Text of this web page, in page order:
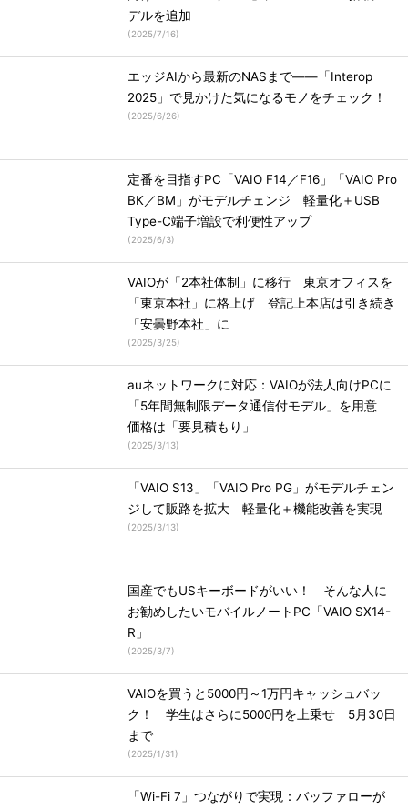
デルを追加
(2025/7/16)
エッジAIから最新のNASまで――「Interop
2025」で見かけた気になるモノをチェック！
(2025/6/26)
定番を目指すPC「VAIO F14／F16」「VAIO Pro
BK／BM」がモデルチェンジ 軽量化＋USB
Type-C端子増設で利便性アップ
(2025/6/3)
VAIOが「2本社体制」に移行 東京オフィスを
「東京本社」に格上げ 登記上本店は引き続き
「安曇野本社」に
(2025/3/25)
auネットワークに対応：VAIOが法人向けPCに
「5年間無制限データ通信付モデル」を用意
価格は「要見積もり」
(2025/3/13)
「VAIO S13」「VAIO Pro PG」がモデルチェン
ジして販路を拡大 軽量化＋機能改善を実現
(2025/3/13)
国産でもUSキーボードがいい！ そんな人に
お勧めしたいモバイルノートPC「VAIO SX14-
R」
(2025/3/7)
VAIOを買うと5000円～1万円キャッシュバッ
ク！ 学生はさらに5000円を上乗せ 5月30日
まで
(2025/1/31)
「Wi-Fi 7」つながりで実現：バッファローが